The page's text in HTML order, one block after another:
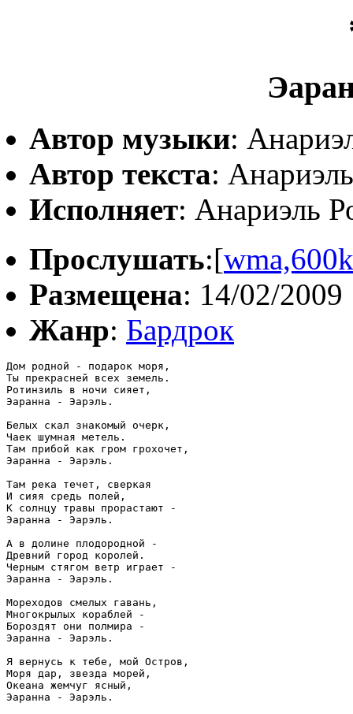
Автор музыки:
Автор текста:
Исполняет: Анариэль
Прослушать:[wma,600k
Размещена: 14/02/2009
Жанр: Бардрок
Дом родной - подарок моря,
Ты прекрасней всех земель.
Ротинзиль в ночи сияет,
Эаранна - Эарэль.
Белых скал знакомый очерк,
Чаек шумная метель.
Там прибой как гром грохочет,
Эаранна - Эарэль.
Там река течет, сверкая
И сияя средь полей,
К солнцу травы прорастают -
Эаранна - Эарэль.
А в долине плодородной -
Древний город королей.
Черным стягом ветр играет -
Эаранна - Эарэль.
Мореходов смелых гавань,
Многокрылых кораблей -
Бороздят они полмира -
Эаранна - Эарэль.
Я вернусь к тебе, мой Остров,
Моря дар, звезда морей,
Океана жемчуг ясный,
Эаранна - Эарэль.